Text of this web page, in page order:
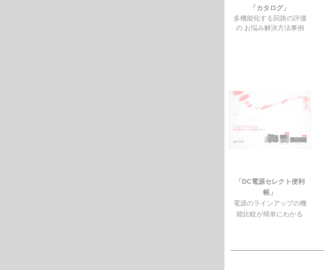
「カタログ」
多機能化する回路の評価
の お悩み解決方法事例
「DC電源セレクト便利
帳」
電源のラインアップの機
能比較が簡単にわかる